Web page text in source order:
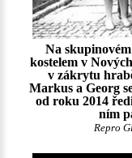
Na
kostelem v
v zákrytu
Markus a Georg
od roku 2014
ním
Repro